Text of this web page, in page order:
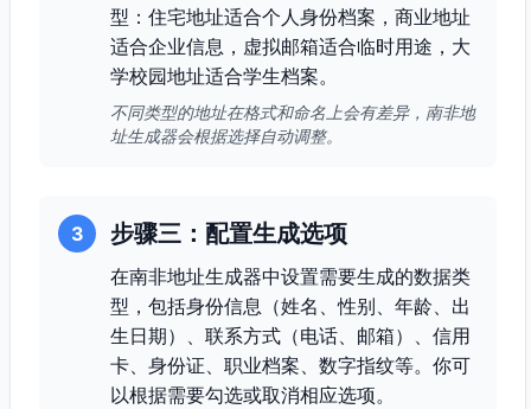
型：住宅地址适合个人身份档案，商业地址
适合企业信息，虚拟邮箱适合临时用途，大
学校园地址适合学生档案。
不同类型的地址在格式和命名上会有差异，南非地
址生成器会根据选择自动调整。
3 步骤三：配置生成选项
在南非地址生成器中设置需要生成的数据类
型，包括身份信息（姓名、性别、年龄、出
生日期）、联系方式（电话、邮箱）、信用
卡、身份证、职业档案、数字指纹等。你可
以根据需要勾选或取消相应选项。